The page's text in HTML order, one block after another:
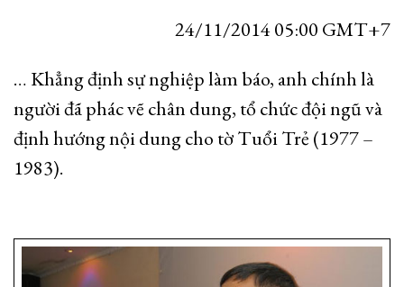
24/11/2014 05:00 GMT+7
… Khẳng định sự nghiệp làm báo, anh chính là
người đã phác vẽ chân dung, tổ chức đội ngũ và
định hướng nội dung cho tờ Tuổi Trẻ (1977 –
1983).